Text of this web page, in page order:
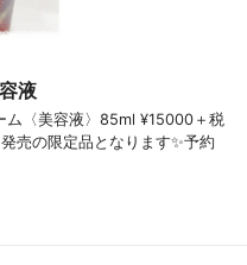
液
ム〈美容液〉85ml ¥15000＋税
売の限定品となります✨予約